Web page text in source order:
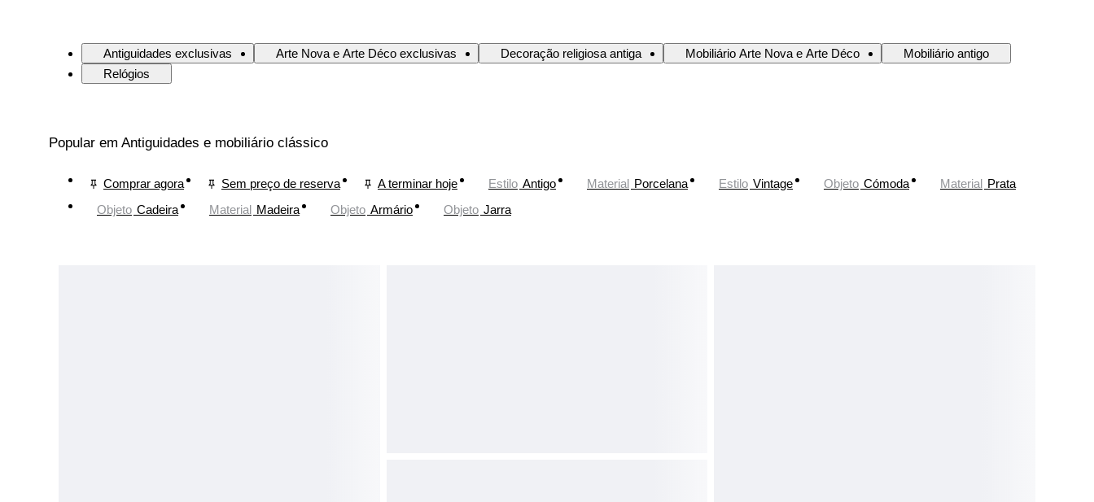
Antiguidades exclusivas Arte Nova e Arte Déco exclusivas Decoração religiosa antiga Mobiliário Arte Nova e Arte Déco
Mobiliário antigo
Relógios
Popular em Antiguidades e mobiliário clássico
Comprar agora Sem preço de reserva A terminar hoje Estilo Antigo Material Porcelana Estilo Vintage Objeto Cómoda Material Prata
Objeto Cadeira Material Madeira Objeto Armário Objeto Jarra